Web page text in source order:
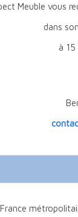
Meuble vous
dans
à 15